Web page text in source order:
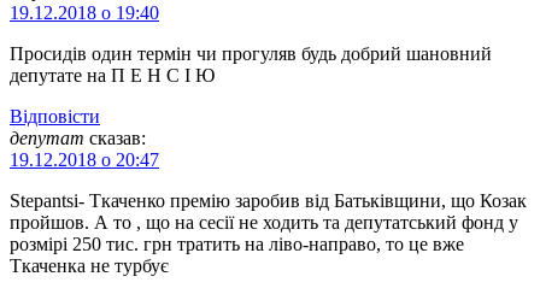
19.12.2018 о 19:40
Просидів один термін чи прогуляв будь добрий шановний
депутате на П Е Н С І Ю
Відповіcти
депутат сказав:
19.12.2018 о 20:47
Stepantsi- Ткаченко премію заробив від Батьківщини, що Козак
пройшов. А то , що на сесії не ходить та депутатський фонд у
розмірі 250 тис. грн тратить на ліво-направо, то це вже
Ткаченка не турбує